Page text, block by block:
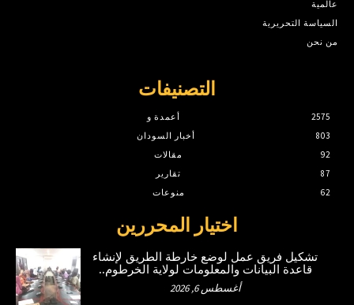
عالمية
السياسة التحريرية
من نحن
التصنيفات
أعمدة و
2575
أخبار السودان
803
مقالات
92
تقارير
87
منوعات
62
اختيار المحررين
تشكيل فريق عمل لوضع خارطة الطريق لإنشاء
قاعدة البيانات والمعلومات لولاية الخرطوم..
أغسطس 6, 2026